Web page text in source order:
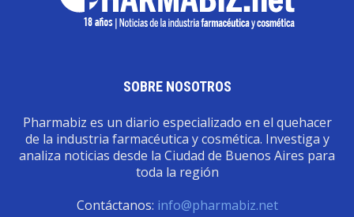
SOBRE NOSOTROS
Pharmabiz es un diario especializado en el quehacer
de la industria farmacéutica y cosmética. Investiga y
analiza noticias desde la Ciudad de Buenos Aires para
toda la región
Contáctanos: info@pharmabiz.net